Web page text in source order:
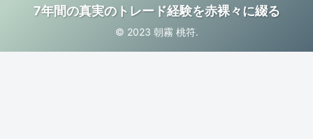
7年間の真実のトレード経験を赤裸々に綴る
© 2023 朝霧 桃符.